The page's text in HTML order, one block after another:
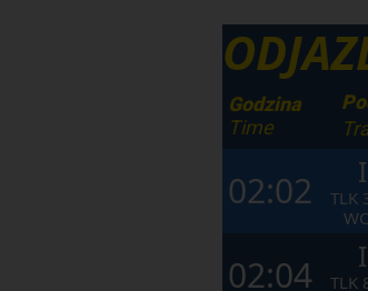
Godzina
Time
02:02 TLK
02:04
TLK